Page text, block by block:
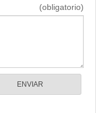
(obligatorio)